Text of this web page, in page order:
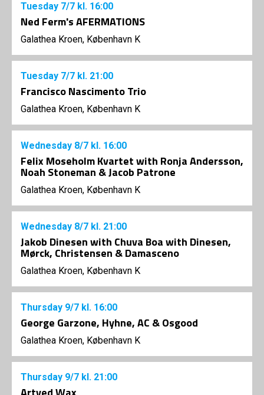
Tuesday 7/7 kl. 16:00
Ned Ferm's AFERMATIONS
Galathea Kroen, København K
Tuesday 7/7 kl. 21:00
Francisco Nascimento Trio
Galathea Kroen, København K
Wednesday 8/7 kl. 16:00
Felix Moseholm Kvartet with Ronja Andersson,
Noah Stoneman & Jacob Patrone
Galathea Kroen, København K
Wednesday 8/7 kl. 21:00
Jakob Dinesen with Chuva Boa with Dinesen,
Mørck, Christensen & Damasceno
Galathea Kroen, København K
Thursday 9/7 kl. 16:00
George Garzone, Hyhne, AC & Osgood
Galathea Kroen, København K
Thursday 9/7 kl. 21:00